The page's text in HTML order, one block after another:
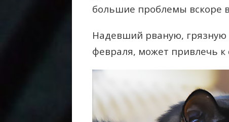
большие проблемы вскоре
Надевший рваную,
февраля, может привлечь к